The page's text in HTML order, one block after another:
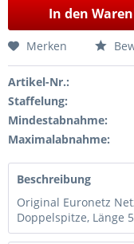
In den
Merken
Artikel-Nr.:
Staffelung:
Mindestabnahme:
Maximalabnahme:
Beschreibung
Original Euronetz
Doppelspitze, Länge